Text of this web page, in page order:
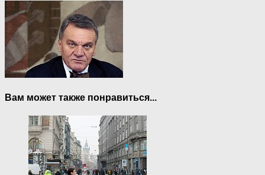
Вам может также понравиться...